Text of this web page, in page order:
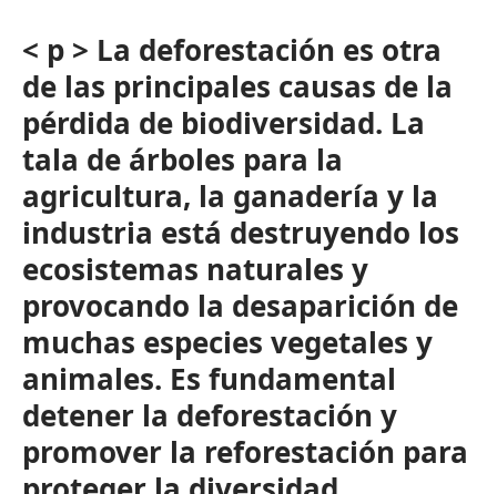
< p > La deforestación es otra
de las principales causas de la
pérdida de biodiversidad. La
tala de árboles para la
agricultura, la ganadería y la
industria está destruyendo los
ecosistemas naturales y
provocando la desaparición de
muchas especies vegetales y
animales. Es fundamental
detener la deforestación y
promover la reforestación para